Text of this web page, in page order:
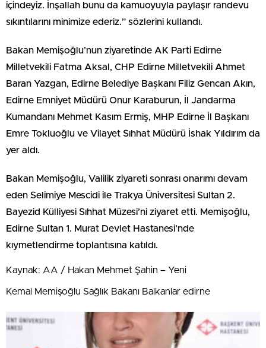
içindeyiz. İnşallah bunu da kamuoyuyla paylaşır randevu
sıkıntılarını minimize ederiz.” sözlerini kullandı.
Bakan Memişoğlu’nun ziyaretinde AK Parti Edirne
Milletvekili Fatma Aksal, CHP Edirne Milletvekili Ahmet
Baran Yazgan, Edirne Belediye Başkanı Filiz Gencan Akın,
Edirne Emniyet Müdürü Onur Karaburun, İl Jandarma
Kumandanı Mehmet Kasım Ermiş, MHP Edirne İl Başkanı
Emre Tokluoğlu ve Vilayet Sıhhat Müdürü İshak Yıldırım da
yer aldı.
Bakan Memişoğlu, Valilik ziyareti sonrası onarımı devam
eden Selimiye Mescidi ile Trakya Üniversitesi Sultan 2.
Bayezid Külliyesi Sıhhat Müzesi’ni ziyaret etti. Memişoğlu,
Edirne Sultan 1. Murat Devlet Hastanesi’nde
kıymetlendirme toplantısına katıldı.
Kaynak: AA / Hakan Mehmet Şahin – Yeni
Kemal Memişoğlu Sağlık Bakanı Balkanlar edirne